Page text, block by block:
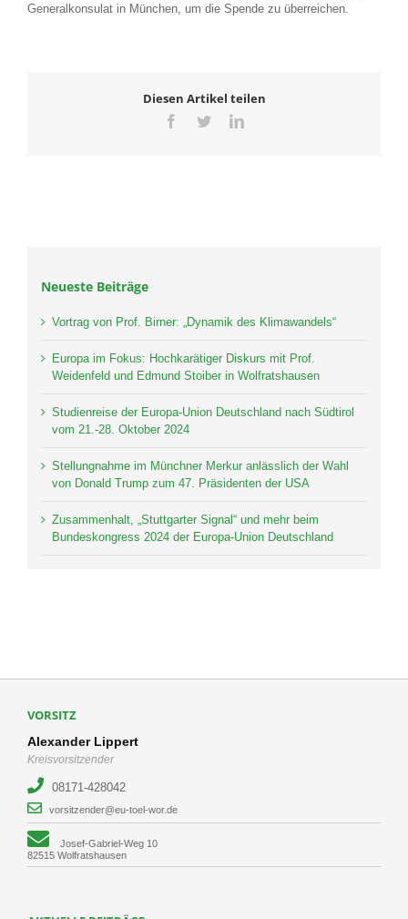
Generalkonsulat in München, um die Spende zu überreichen.
Diesen Artikel teilen
Facebook
TwitterLinkedIn
Neueste Beiträge
Vortrag von Prof. Birner: „Dynamik des Klimawandels“
Europa im Fokus: Hochkarätiger Diskurs mit Prof.
Weidenfeld und Edmund Stoiber in Wolfratshausen
Studienreise der Europa-Union Deutschland nach Südtirol
vom 21.-28. Oktober 2024
Stellungnahme im Münchner Merkur anlässlich der Wahl
von Donald Trump zum 47. Präsidenten der USA
Zusammenhalt, „Stuttgarter Signal“ und mehr beim
Bundeskongress 2024 der Europa-Union Deutschland
VORSITZ
Alexander Lippert
Kreisvorsitzender
08171-428042
vorsitzender@eu-toel-wor.de
Josef-Gabriel-Weg 10
82515 Wolfratshausen